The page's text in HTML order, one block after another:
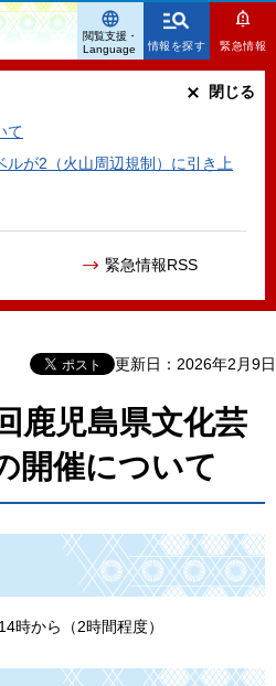
情報を探す 緊急情報
て
ルが2（火山周辺規制）に引き上
緊急情報RSS
閉じる
閲覧支援・
Language
更新日：2026年2月9日
鹿児島県文化芸
開催について
時から（2時間程度）